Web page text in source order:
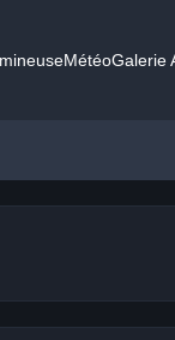
MétéoGalerie